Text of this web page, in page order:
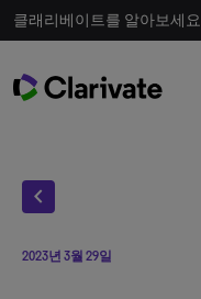
클래리베이트를 알아보세요
chevron_left
2023년 3월 29일